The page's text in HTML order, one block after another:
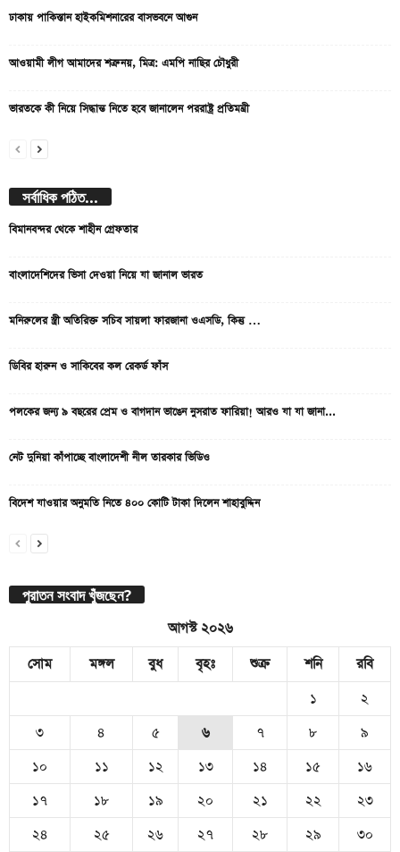
ঢাকায় পাকিস্তান হাইকমিশনারের বাসভবনে আগুন
আওয়ামী লীগ আমাদের শত্রু নয়, মিত্র: এমপি নাছির চৌধুরী
ভারতকে কী নিয়ে সিদ্ধান্ত নিতে হবে জানালেন পররাষ্ট্র প্রতিমন্ত্রী
সর্বাধিক পঠিত...
বিমানবন্দর থেকে শাহীন গ্রেফতার
বাংলাদেশিদের ভিসা দেওয়া নিয়ে যা জানাল ভারত
মনিরুলের স্ত্রী অতিরিক্ত সচিব সায়লা ফারজানা ওএসডি, কিন্তু …
ডিবির হারুন ও সাকিবের কল রেকর্ড ফাঁস
পলকের জন্য ৯ বছরের প্রেম ও বাগদান ভাঙেন নুসরাত ফারিয়া! আরও যা যা জানা...
নেট দুনিয়া কাঁপাচ্ছে বাংলাদেশী নীল তারকার ভিডিও
বিদেশ যাওয়ার অনুমতি নিতে ৪০০ কোটি টাকা দিলেন শাহাবুদ্দিন
পুরাতন সংবাদ খুঁজছেন?
আগস্ট ২০২৬
সোম
মঙ্গল বুধ বৃহঃ শুক্র শনি
রবি
১
২
৩
৪ ৫ ৬ ৭ ৮
৯
১০
১১ ১২ ১৩ ১৪ ১৫
১৬
১৭
১৮ ১৯ ২০ ২১ ২২
২৩
২৪
২৫ ২৬ ২৭ ২৮ ২৯ ৩০